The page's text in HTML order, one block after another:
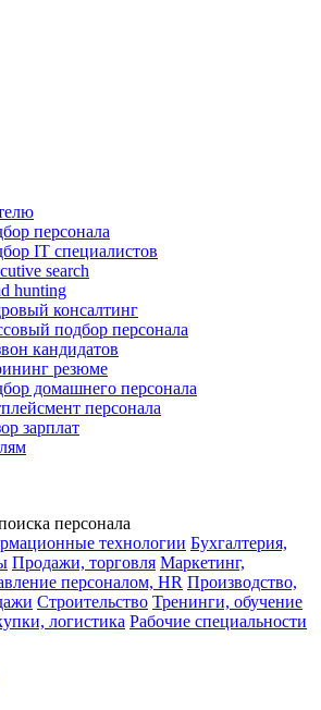
персонала
IT специалистов
search
hunting
консалтинг
подбор персонала
кандидатов
резюме
домашнего персонала
персонала
зарплат
персонала
технологии Бухгалтерия,
Продажи, торговля Маркетинг,
персоналом, HR Производство,
Строительство Тренинги, обучение
логистика Рабочие специальности